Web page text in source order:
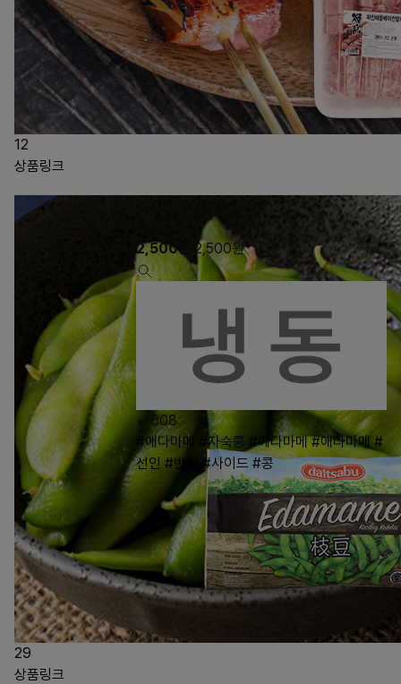
12
상품링크
29
2,500원 2,500원
608
#애다마메
#자숙콩 #에다마메 #애다마매 #
선인 #반찬 #사이드 #콩
상품링크